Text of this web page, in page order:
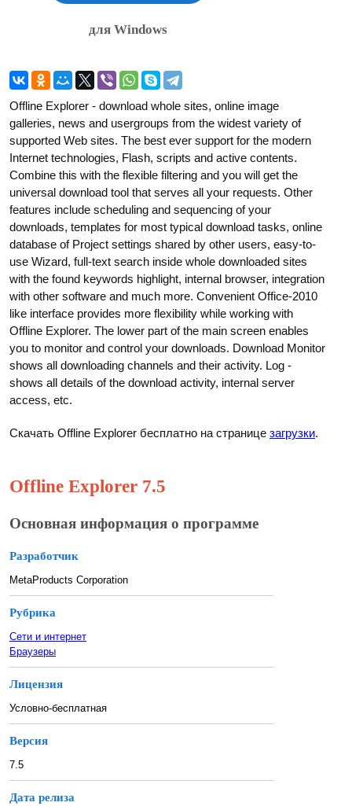
для Windows
Offline Explorer - download whole sites, online image
galleries, news and usergroups from the widest variety of
supported Web sites. The best ever support for the modern
Internet technologies, Flash, scripts and active contents.
Combine this with the flexible filtering and you will get the
universal download tool that serves all your requests. Other
features include scheduling and sequencing of your
downloads, templates for most typical download tasks, online
database of Project settings shared by other users, easy-to-
use Wizard, full-text search inside whole downloaded sites
with the found keywords highlight, internal browser, integration
with other software and much more. Convenient Office-2010
like interface provides more flexibility while working with
Offline Explorer. The lower part of the main screen enables
you to monitor and control your downloads. Download Monitor
shows all downloading channels and their activity. Log -
shows all details of the download activity, internal server
access, etc.
Скачать Offline Explorer бесплатно на странице загрузки.
Offline Explorer 7.5
Основная информация о программе
Разработчик
MetaProducts Corporation
Рубрика
Сети и интернет
Браузеры
Лицензия
Условно-бесплатная
Версия
7.5
Дата релиза